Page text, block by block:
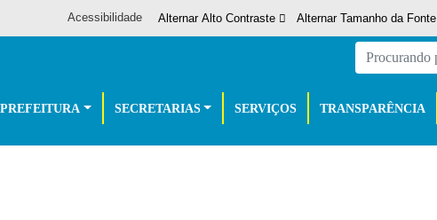
Alternar Alto Contraste Alternar Tamanho da Fonte
Acessibilidade
SECRETARIAS SERVIÇOS TRANSPARÊNCIA